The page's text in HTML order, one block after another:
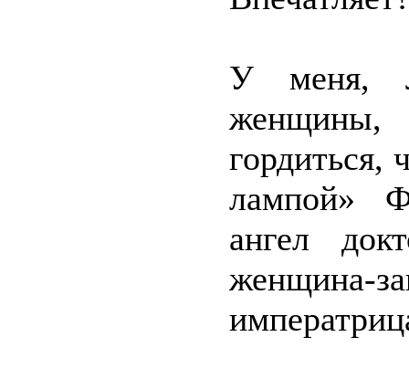
У меня,
гордиться,
лампой»
ангел
женщина-